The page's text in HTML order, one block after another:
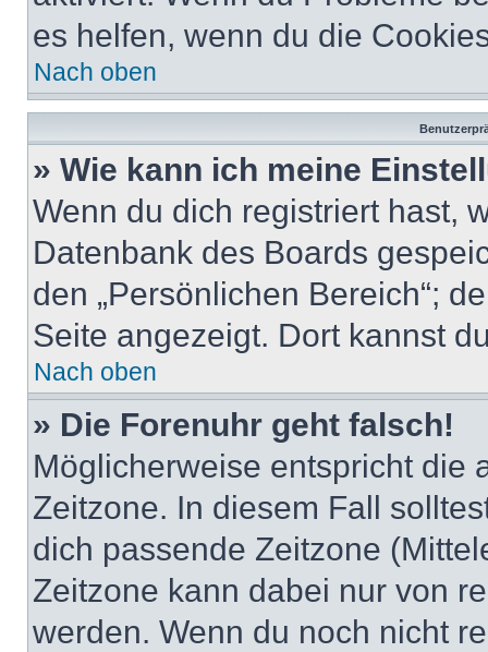
es helfen, wenn du die
Nach oben
» Wie kann ich meine
Wenn du dich registriert hast,
Datenbank des Boards
den „Persönlichen Bereich“;
Seite angezeigt. Dort kannst
Nach oben
» Die Forenuhr geht falsch!
Möglicherweise entspricht die
Zeitzone. In diesem Fall
dich passende Zeitzone
Zeitzone kann dabei nur von
werden. Wenn du noch nicht